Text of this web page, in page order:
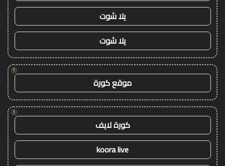
يلا شوت
يلا شوت
!
موقع كورة
!
كورة لايف
koora live